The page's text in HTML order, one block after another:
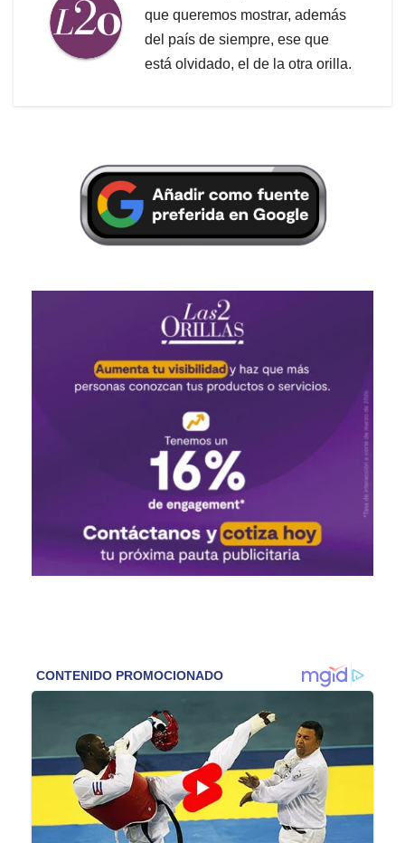
que queremos mostrar, además
del país de siempre, ese que
está olvidado, el de la otra orilla.